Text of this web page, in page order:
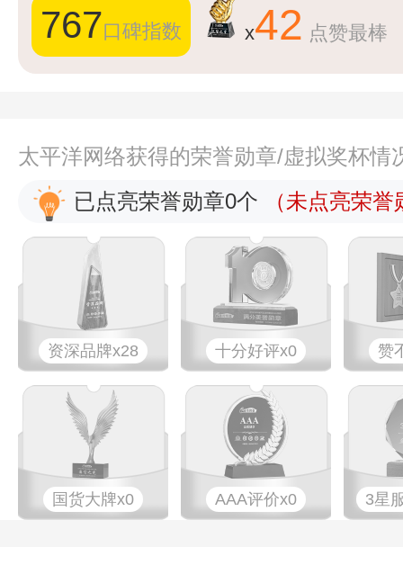
767口碑指数 x42 点赞最棒
太平洋网络获得的荣誉勋章/虚拟奖杯情
已点亮荣誉勋章0个
（未点亮荣
资深品牌x28 十分好评x0 赞
国货大牌x0 AAA评价x0 3星